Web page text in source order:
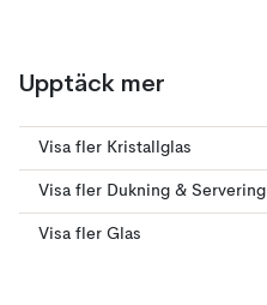
Upptäck mer
Visa fler Kristallglas
Visa fler Dukning & Servering
Visa fler Glas